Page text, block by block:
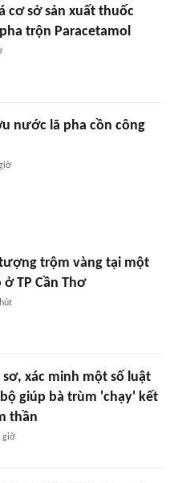
cơ sở sản xuất thuốc
trộn Paracetamol
nước lã pha cồn công
trộm vàng tại một
TP Cần Thơ
sơ, xác minh một số luật
giúp bà trùm 'chạy' kết
thần
giờ